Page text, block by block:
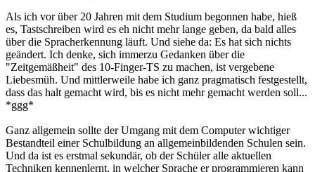
Als ich vor über 20 Jahren mit dem Studium begonnen habe, hieß
es, Tastschreiben wird es eh nicht mehr lange geben, da bald alles
über die Spracherkennung läuft. Und siehe da: Es hat sich nichts
geändert. Ich denke, sich immerzu Gedanken über die
"Zeitgemäßheit" des 10-Finger-TS zu machen, ist vergebene
Liebesmüh. Und mittlerweile habe ich ganz pragmatisch festgestellt,
dass das halt gemacht wird, bis es nicht mehr gemacht werden soll...
*ggg*
Ganz allgemein sollte der Umgang mit dem Computer wichtiger
Bestandteil einer Schulbildung an allgemeinbildenden Schulen sein.
Und da ist es erstmal sekundär, ob der Schüler alle aktuellen
Techniken kennenlernt, in welcher Sprache er programmieren kann